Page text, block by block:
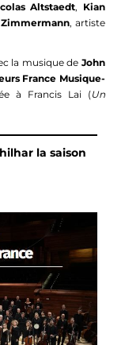
Altstaedt, Kian
, artiste
la musique de John
France Musique-
à Francis Lai (Un
la saison